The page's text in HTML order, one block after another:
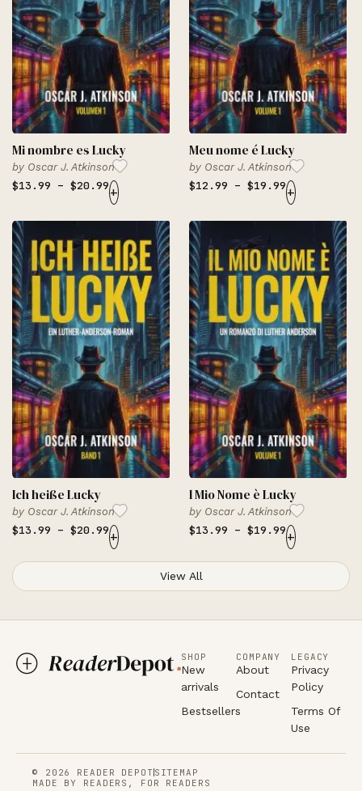
Mi nombre es Lucky
by Oscar J. Atkinson
$13.99 – $20.99+
Meu nome é Lucky
by Oscar J. Atkinson
$12.99 – $19.99+
Ich heiße Lucky
by Oscar J. Atkinson
$13.99 – $20.99+
l Mio Nome è Lucky
by Oscar J. Atkinson
$13.99 – $19.99+
View All
SHOP
New
arrivals
Bestsellers
COMPANY
About
Contact
LEGACY
Privacy
Policy
Terms Of
Use
© 2026 READER DEPOT SITEMAP
MADE BY READERS, FOR READERS